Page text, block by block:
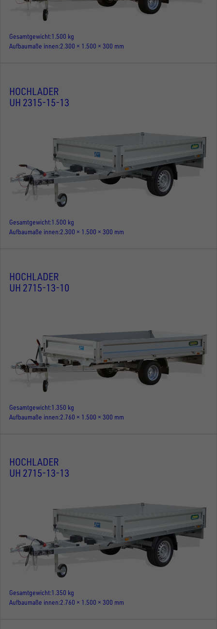
Gesamtgewicht 1.500 kg
Aufbaumaße innen 2.300 × 1.500 × 300 mm
HOCHLADER
UH 2315-15-13
Gesamtgewicht 1.500 kg
Aufbaumaße innen 2.300 × 1.500 × 300 mm
HOCHLADER
UH 2715-13-10
Gesamtgewicht 1.350 kg
Aufbaumaße innen 2.760 × 1.500 × 300 mm
HOCHLADER
UH 2715-13-13
Gesamtgewicht 1.350 kg
Aufbaumaße innen 2.760 × 1.500 × 300 mm